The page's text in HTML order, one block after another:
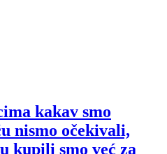
kakav smo
nismo očekivali,
kupili smo već za